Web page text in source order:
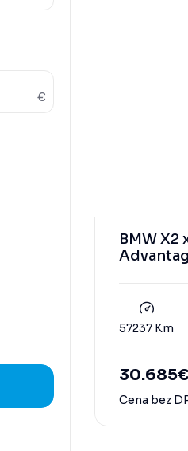
€
BMW X2
57237 Km
30.685€
Cena bez